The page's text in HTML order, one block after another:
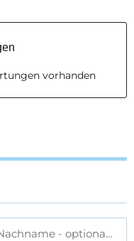
vorhanden
- optionale